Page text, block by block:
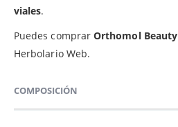
viales.
Puedes comprarOrthomol Beauty
Herbolario Web.
COMPOSICIÓN